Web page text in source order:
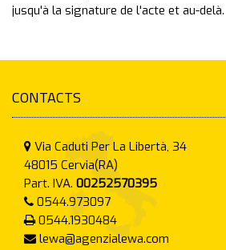
jusqu'à la signature de l'acte et au-delà.
CONTACTS
Via Caduti Per La Libertà, 34
48015 Cervia(RA)
Part. IVA. 00252570395
0544.973097
0544.1930484
lewa@agenzialewa.com